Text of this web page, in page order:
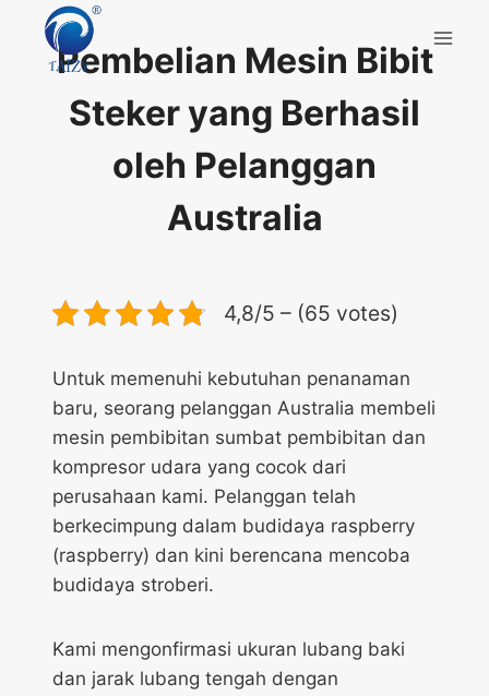
contentPembelian Mesin Bibit
Steker yang Berhasil
oleh Pelanggan
Australia
4,8/5 – (65 votes)
Untuk memenuhi kebutuhan penanaman
baru, seorang pelanggan Australia membeli
mesin pembibitan sumbat pembibitan dan
kompresor udara yang cocok dari
perusahaan kami. Pelanggan telah
berkecimpung dalam budidaya raspberry
(raspberry) dan kini berencana mencoba
budidaya stroberi.
Kami mengonfirmasi ukuran lubang baki
dan jarak lubang tengah dengan